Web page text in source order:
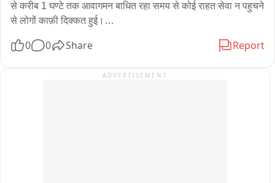
से करीब 1 घण्टे तक आवागमन बाधित रहा समय से कोई राहत सेवा न पहुचने
से लोगों काफ़ी दिक्कत हुई।
पास रविवार की दोपहर आंधी बारिश के दौरान एक पेंड़ गिर गया। पेंड़ गिरने
आदि छोटे बड़े करीब 1 सैकड़ा वाहन करीब एक घण्टा तक जाम के झाम में
0 0 Share Report
ADVERTISEMENT